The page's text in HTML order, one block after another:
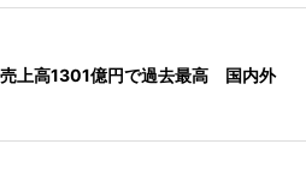
上高1301億円で過去最高 国内外